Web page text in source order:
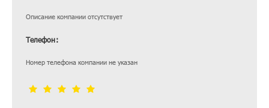
Описание компании отсутствует
Телефон:
Номер телефона компании не указан